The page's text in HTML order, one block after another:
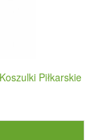
Piłkarskie